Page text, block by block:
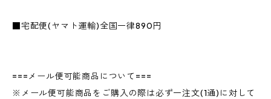
■宅配便(ヤマト運輸)全国一律890円
===メール便可能商品について===
※メール便可能商品をご購入の際は必ず一注文(1通)に対して